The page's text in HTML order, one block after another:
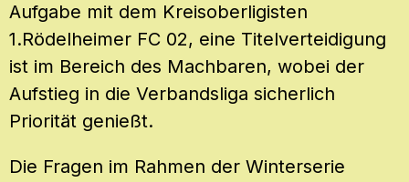
Aufgabe mit dem Kreisoberligisten
1.Rödelheimer FC 02, eine Titelverteidigung
ist im Bereich des Machbaren, wobei der
Aufstieg in die Verbandsliga sicherlich
Priorität genießt.
Die Fragen im Rahmen der Winterserie